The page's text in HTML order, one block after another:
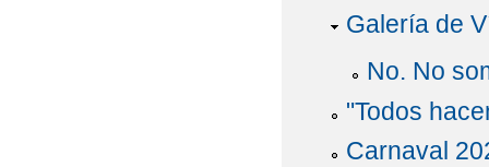
Galería de
No. No
"Todos
Carnaval